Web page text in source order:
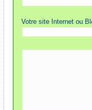
Votre site Internet ou